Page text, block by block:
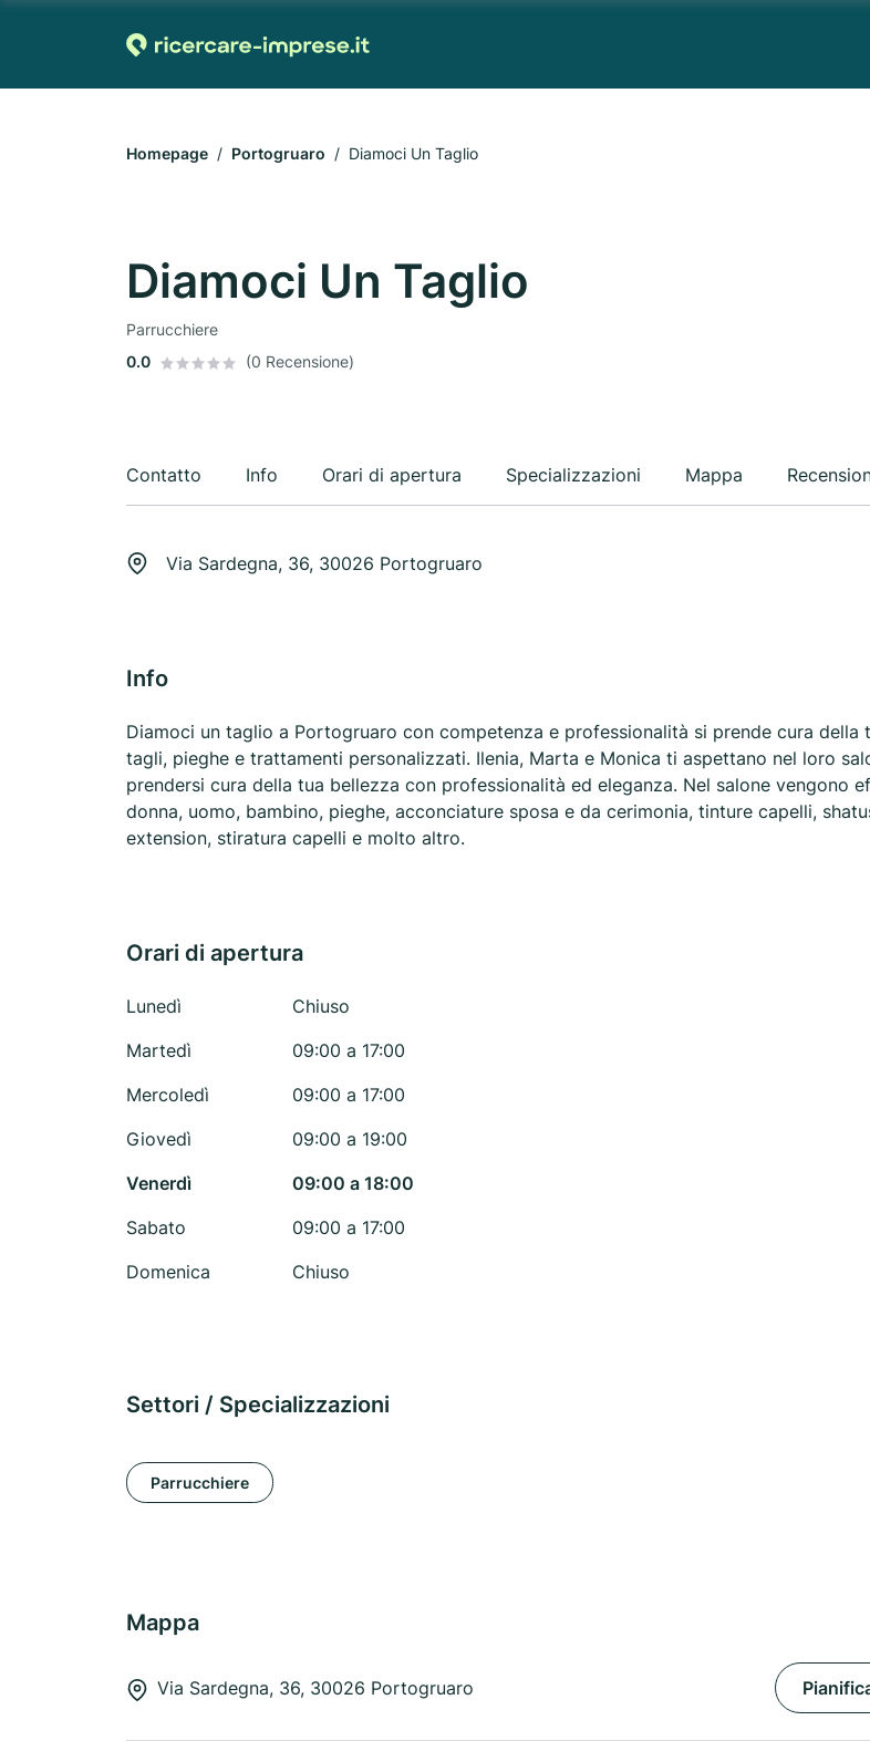
Homepage Portogruaro Diamoci Un Taglio
Diamoci Un Taglio
Parrucchiere
0.0
(0 Recensione)
Contatto Info Orari di apertura Specializzazioni Mappa
Via Sardegna, 36, 30026 Portogruaro
Info
Diamoci un taglio a Portogruaro con competenza e professionalità si prende cura della
tagli, pieghe e trattamenti personalizzati. Ilenia, Marta e Monica ti aspettano nel loro
prendersi cura della tua bellezza con professionalità ed eleganza. Nel salone vengono
donna, uomo, bambino, pieghe, acconciature sposa e da cerimonia, tinture capelli,
extension, stiratura capelli e molto altro.
Orari di apertura
Lunedì
Chiuso
Martedì
09:00 a 17:00
Mercoledì
09:00 a 17:00
Giovedì
09:00 a 19:00
Venerdì
09:00 a 18:00
Sabato
09:00 a 17:00
Domenica
Chiuso
Settori / Specializzazioni
Parrucchiere
Mappa
Via Sardegna, 36, 30026 Portogruaro